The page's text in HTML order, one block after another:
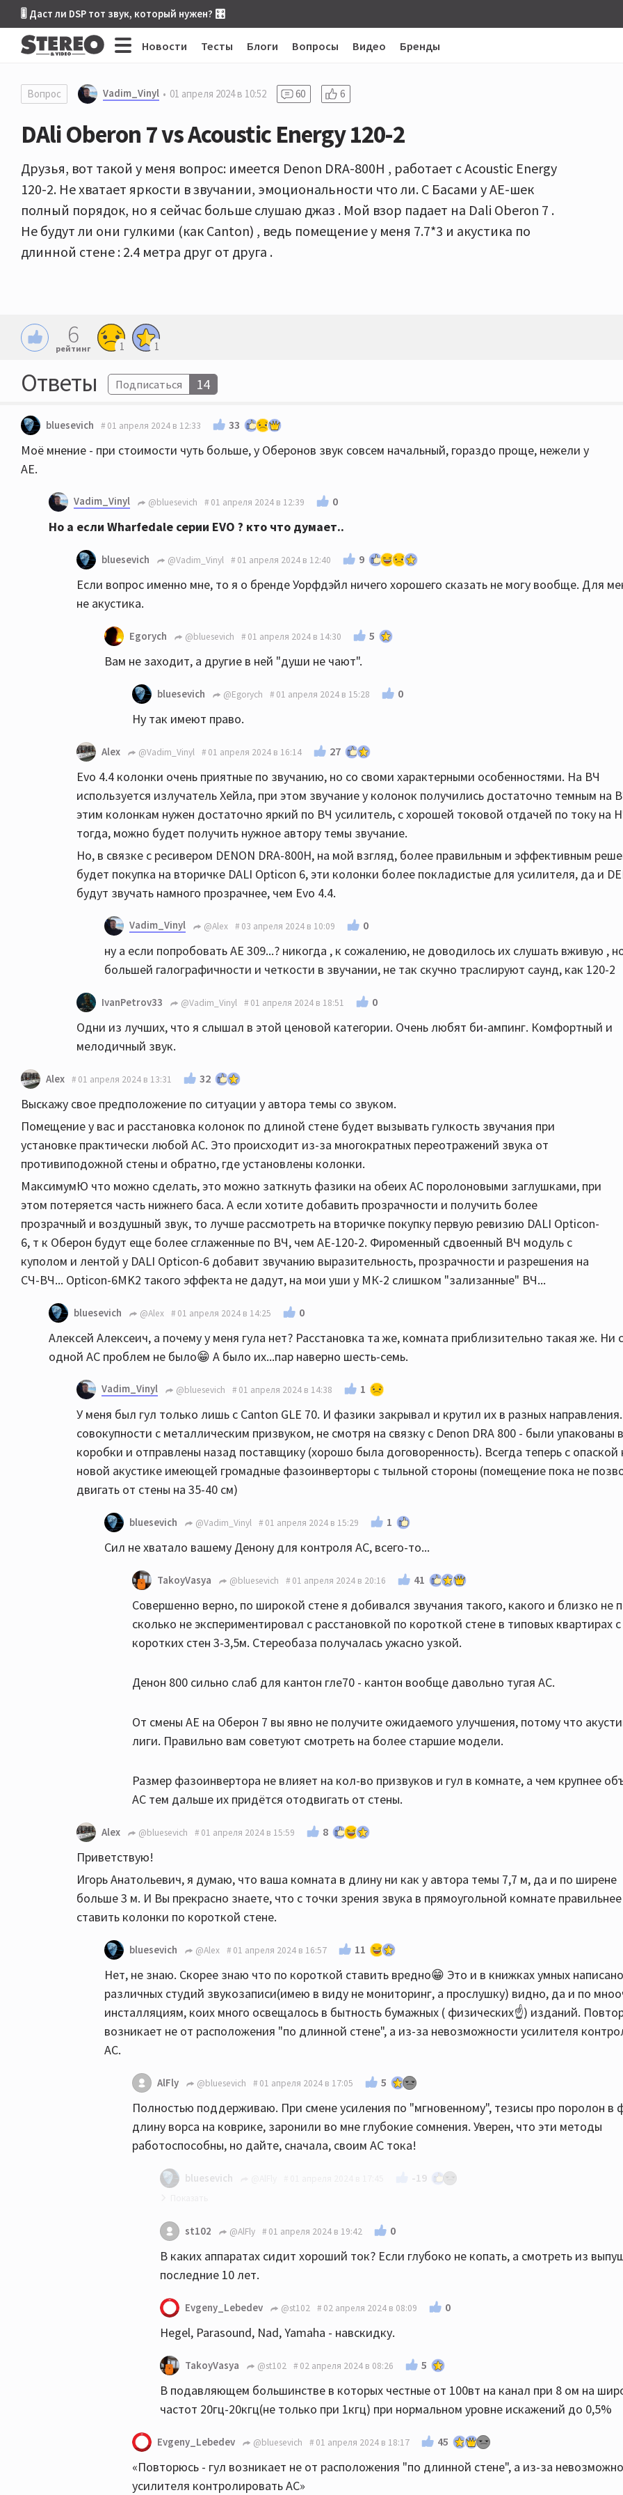
🎚 Даст ли DSP тот звук, который нужен? 🎛
Новости Тесты Блоги Вопросы Видео Бренды
Вопрос Vadim_Vinyl 01 апреля 2024 в 10:52 60 6
DAli Oberon 7 vs Acoustic Energy 120-2
Друзья, вот такой у меня вопрос: имеется Denon DRA-800H , работает с Acoustic Energy
120-2. Не хватает яркости в звучании, эмоциональности что ли. С Басами у АЕ-шек
полный порядок, но я сейчас больше слушаю джаз . Мой взор падает на Dali Oberon 7 .
Не будут ли они гулкими (как Canton) , ведь помещение у меня 7.7*3 и акустика по
длинной стене : 2.4 метра друг от друга .
6
рейтинг 1 1
Ответы Подписаться 14
bluesevich 01 апреля 2024 в 12:33 33
Моё мнение - при стоимости чуть больше, у Оберонов звук совсем начальный, гораздо проще, нежели у
АЕ.
Vadim_Vinyl @bluesevich 01 апреля 2024 в 12:39 0
Но а если Wharfedale серии EVO ? кто что думает..
bluesevich @Vadim_Vinyl 01 апреля 2024 в 12:40 9
Если вопрос именно мне, то я о бренде Уорфдэйл ничего хорошего сказать не могу вообще. Для
не акустика.
Egorych @bluesevich 01 апреля 2024 в 14:30 5
Вам не заходит, а другие в ней "души не чают".
bluesevich @Egorych 01 апреля 2024 в 15:28 0
Ну так имеют право.
Alex @Vadim_Vinyl 01 апреля 2024 в 16:14 27
Evo 4.4 колонки очень приятные по звучанию, но со своми характерными особенностями. На ВЧ
используется излучатель Хейла, при этом звучание у колонок получились достаточно темным на
этим колонкам нужен достаточно яркий по ВЧ усилитель, с хорошей токовой отдачей по току на
тогда, можно будет получить нужное автору темы звучание.
Но, в связке с ресивером DENON DRA-800H, на мой взгляд, более правильным и эффективным
будет покупка на вторичке DALI Opticon 6, эти колонки более покладистые для усилителя, да и
будут звучать намного прозрачнее, чем Evo 4.4.
Vadim_Vinyl @Alex 03 апреля 2024 в 10:09 0
ну а если попробовать АЕ 309...? никогда , к сожалению, не доводилось их слушать вживую ,
большей галографичности и четкости в звучании, не так скучно траслируют саунд, как 120-2
IvanPetrov33 @Vadim_Vinyl 01 апреля 2024 в 18:51 0
Одни из лучших, что я слышал в этой ценовой категории. Очень любят би-ампинг. Комфортный и
мелодичный звук.
Alex 01 апреля 2024 в 13:31 32
Выскажу свое предположение по ситуации у автора темы со звуком.
Помещение у вас и расстановка колонок по длиной стене будет вызывать гулкость звучания при
установке практически любой АС. Это происходит из-за многократных переотражений звука от
противиподожной стены и обратно, где установлены колонки.
МаксимумЮ что можно сделать, это можно заткнуть фазики на обеих АС поролоновыми заглушками, при
этом потеряется часть нижнего баса. А если хотите добавить прозрачности и получить более
прозрачный и воздушный звук, то лучше рассмотреть на вторичке покупку первую ревизию DALI Opticon-
6, т к Оберон будут еще более сглаженные по ВЧ, чем АЕ-120-2. Фироменный сдвоенный ВЧ модуль с
куполом и лентой у DALI Opticon-6 добавит звучанию выразительность, прозрачности и разрешения на
СЧ-ВЧ... Opticon-6MK2 такого эффекта не дадут, на мои уши у МК-2 слишком "зализанные" ВЧ...
bluesevich @Alex 01 апреля 2024 в 14:25 0
Алексей Алексеич, а почему у меня гула нет? Расстановка та же, комната приблизительно такая же. Ни с
одной АС проблем не было😁 А было их...пар наверно шесть-семь.
Vadim_Vinyl @bluesevich 01 апреля 2024 в 14:38 1
У меня был гул только лишь с Canton GLE 70. И фазики закрывал и крутил их в разных
совокупности с металлическим призвуком, не смотря на связку с Denon DRA 800 - были упакованы в
коробки и отправлены назад поставщику (хорошо была договоренность). Всегда теперь с опаской
новой акустике имеющей громадные фазоинверторы с тыльной стороны (помещение пока не
двигать от стены на 35-40 см)
bluesevich @Vadim_Vinyl 01 апреля 2024 в 15:29 1
Сил не хватало вашему Денону для контроля АС, всего-то...
TakoyVasya @bluesevich 01 апреля 2024 в 20:16 41
Совершенно верно, по широкой стене я добивался звучания такого, какого и близко не
сколько не экспериментировал с расстановкой по короткой стене в типовых квартирах
коротких стен 3-3,5м. Стереобаза получалась ужасно узкой.
Денон 800 сильно слаб для кантон гле70 - кантон вообще давольно тугая АС.
От смены АЕ на Оберон 7 вы явно не получите ожидаемого улучшения, потому что
лиги. Правильно вам советуют смотреть на более старшие модели.
Размер фазоинвертора не влияет на кол-во призвуков и гул в комнате, а чем крупнее
АС тем дальше их придётся отодвигать от стены.
Alex @bluesevich 01 апреля 2024 в 15:59 8
Приветствую!
Игорь Анатольевич, я думаю, что ваша комната в длину ни как у автора темы 7,7 м, да и по ширене
больше 3 м. И Вы прекрасно знаете, что с точки зрения звука в прямоугольной комнате правильнее
ставить колонки по короткой стене.
bluesevich @Alex 01 апреля 2024 в 16:57 11
Нет, не знаю. Скорее знаю что по короткой ставить вредно😁 Это и в книжках умных
различных студий звукозаписи(имею в виду не мониторинг, а прослушку) видно, да и по
инсталляциям, коих много освещалось в бытность бумажных ( физических☝️) изданий.
возникает не от расположения "по длинной стене", а из-за невозможности усилителя
АС.
AlFly @bluesevich 01 апреля 2024 в 17:05 5
Полностью поддерживаю. При смене усиления по "мгновенному", тезисы про поролон в
длину ворса на коврике, заронили во мне глубокие сомнения. Уверен, что эти методы
работоспособны, но дайте, сначала, своим АС тока!
bluesevich -19
От тож!👍
st102 @AlFly 01 апреля 2024 в 19:42 0
В каких аппаратах сидит хороший ток? Если глубоко не копать, а смотреть из
последние 10 лет.
Evgeny_Lebedev @st102 02 апреля 2024 в 08:09 0
Hegel, Parasound, Nad, Yamaha - навскидку.
TakoyVasya @st102 02 апреля 2024 в 08:26 5
В подавляющем большинстве в которых честные от 100вт на канал при 8 ом на
частот 20гц-20кгц(не только при 1кгц) при нормальном уровне искажений до 0,5%
Evgeny_Lebedev @bluesevich 01 апреля 2024 в 18:17 45
«Повторюсь - гул возникает не от расположения "по длинной стене", а из-за
усилителя контролировать АС»